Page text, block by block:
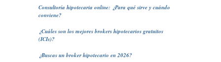
Consultoría hipotecaria online: ¿Para qué sirve y cuándo
conviene?
¿Cuáles son los mejores brokers hipotecarios gratuitos
(ICIs)?
¿Buscas un broker hipotecario en 2026?